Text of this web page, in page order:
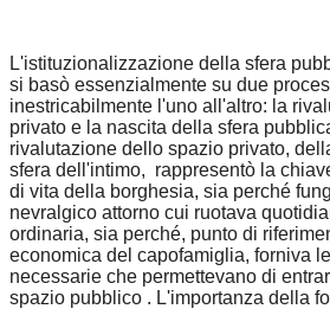
L'istituzionalizzazione della sfera
si basò essenzialmente su due
inestricabilmente l'uno all'altro: la
privato e la nascita della sfera
rivalutazione dello spazio privato,
sfera dell'intimo, rappresentò la
di vita della borghesia, sia perché
nevralgico attorno cui ruotava
ordinaria, sia perché, punto di
economica del capofamiglia, forniva
necessarie che permettevano di
spazio pubblico . L'importanza della